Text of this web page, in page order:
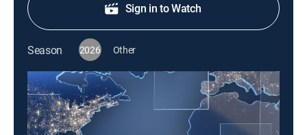
Sign in to Watch
Season 2026 Other